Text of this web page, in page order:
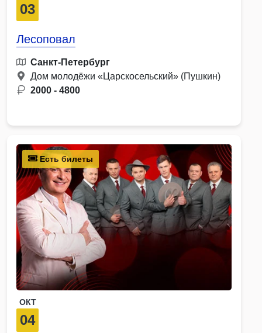
03
Лесоповал
Санкт-Петербург
Дом молодёжи «Царскосельский» (Пушкин)
2000 - 4800
Есть билеты
ОКТ
04